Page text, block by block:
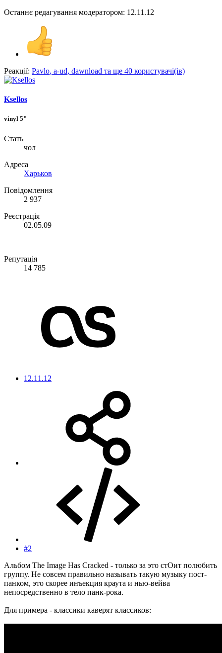
Останнє редагування модератором: 12.11.12
Реакції: Pavlo, a-ud, dawnload та ще 40 користувачі(ів)
Ksellos
vinyl 5"
Стать
чол
Адреса
Харьков
Повідомлення
2 937
Реєстрація
02.05.09
Репутація
14 785
12.11.12
#2
Альбом The Image Has Cracked - только за это стОит полюбить
группу. Не совсем правильно называть такую музыку пост-
панком, это скорее инъекция краута и нью-вейва
непосредственно в тело панк-рока.
Для примера - классики каверят классиков: